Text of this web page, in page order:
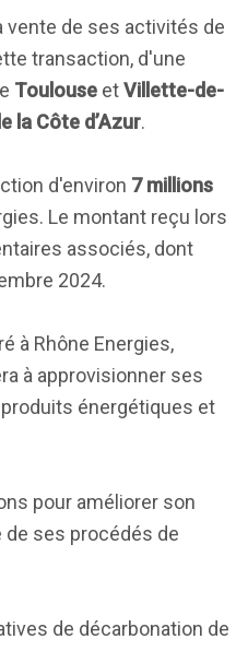
vente de ses activités de
transaction, d'une
Toulouse etVillette-de-
la Côte d’Azur.
d'environ 7 millions
Le montant reçu lors
associés, dont
2024.
à Rhône Energies,
à approvisionner ses
énergétiques et
pour améliorer son
ses procédés de
de décarbonation de